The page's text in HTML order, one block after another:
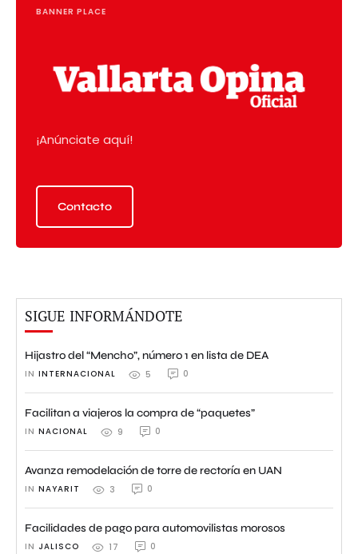
BANNER PLACE
¡Anúnciate aquí!
Contacto
SIGUE INFORMÁNDOTE
Hijastro del “Mencho”, número 1 en lista de DEA
IN INTERNACIONAL 5 0
Facilitan a viajeros la compra de “paquetes”
IN NACIONAL 9 0
Avanza remodelación de torre de rectoría en UAN
IN NAYARIT 3 0
Facilidades de pago para automovilistas morosos
IN JALISCO 17 0